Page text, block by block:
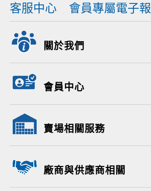
客服中心 會員專屬電子報
關於我們
會員中心
賣場相關服務
廠商與供應商相關